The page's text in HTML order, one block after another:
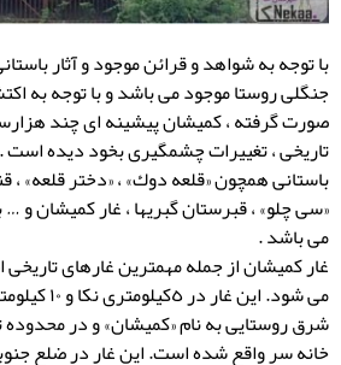
با توجه به شواهد و قرائن موجود و آثار
جنگلی روستا موجود می باشد و با توجه به
صورت گرفته ، كمیشان پیشینه ای چند
تاریخی ، تغییرات چشمگیری بخود دیده است
باستانی همچون «قلعه دوك» ، «دختر قلعه» ،
«سی چلو» ، قبرستان گبریها ، غار كمیشان و
می باشد .
غار کمیشان از جمله مهمترین غارهای
شرق روستایی به نام «کمیشان» و در
خانه سر واقع شده است. این غار در ضلع